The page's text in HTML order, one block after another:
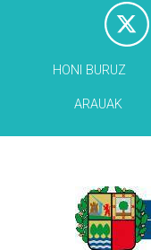
HONI BURUZ
ARAUAK